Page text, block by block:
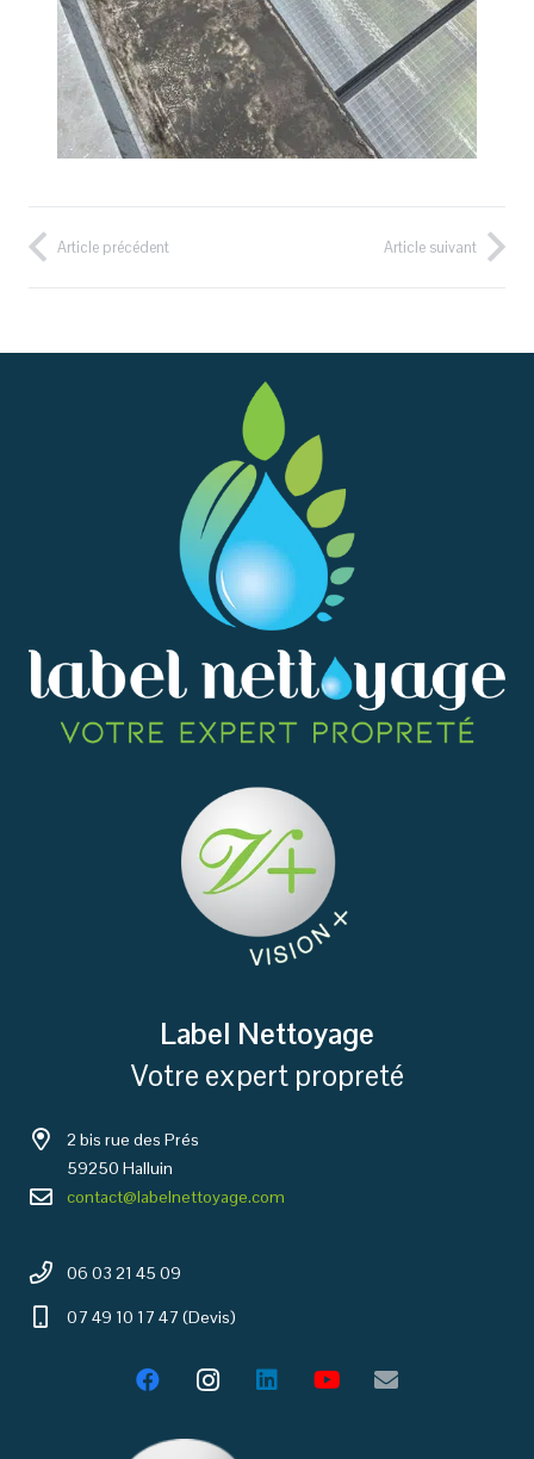
Article précédent Article suivant
Label Nettoyage
Votre expert propreté
2 bis rue des Prés
59250 Halluin
contact@labelnettoyage.com
06 03 21 45 09
07 49 10 17 47 (Devis)